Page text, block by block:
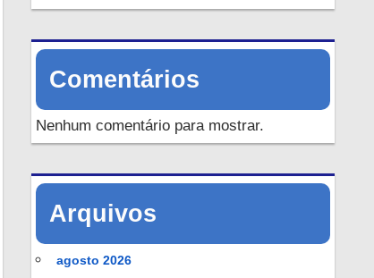
Comentários
Nenhum comentário para mostrar.
Arquivos
agosto 2026